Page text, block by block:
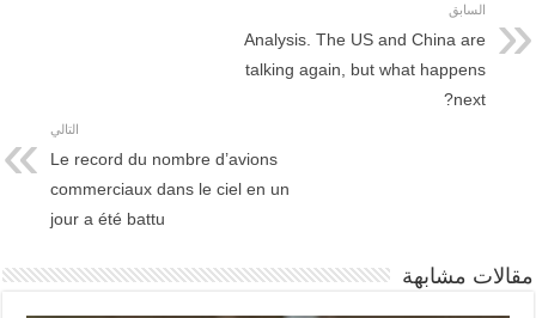
السابق
Analysis. The US and China are
talking again, but what happens
next?
التالي
Le record du nombre d’avions
commerciaux dans le ciel en un
jour a été battu
مقالات مشابهة